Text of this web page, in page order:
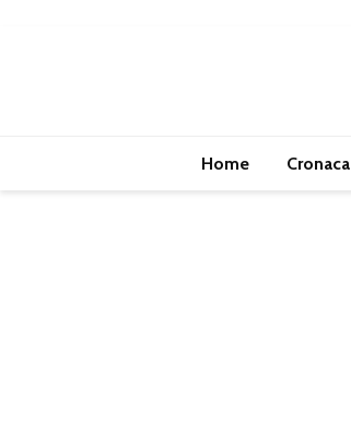
Home Cronaca